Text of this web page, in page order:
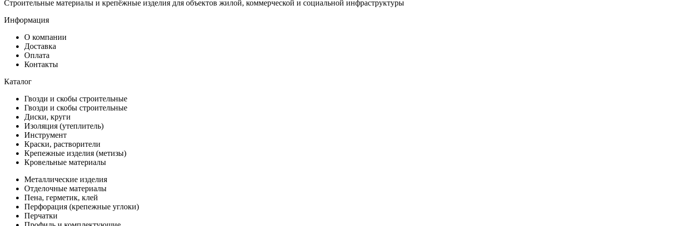
Строительные материалы и крепёжные изделия для объектов жилой, коммерческой и социальной инфраструктуры
Информация
О компании
Доставка
Оплата
Контакты
Каталог
Гвозди и скобы строительные
Гвозди и скобы строительные
Диски, круги
Изоляция (утеплитель)
Инструмент
Краски, растворители
Крепежные изделия (метизы)
Кровельные материалы
Металлические изделия
Отделочные материалы
Пена, герметик, клей
Перфорация (крепежные углоки)
Перчатки